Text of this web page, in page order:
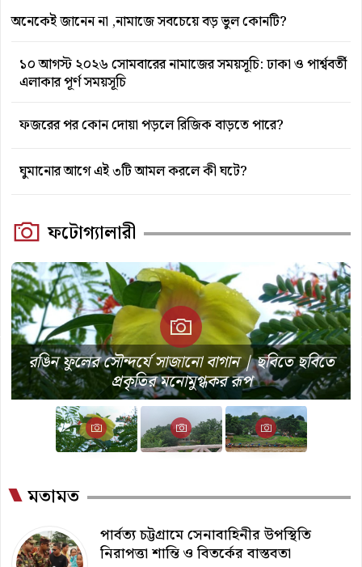
অনেকেই জানেন না ,নামাজে সবচেয়ে বড় ভুল কোনটি?
১০ আগস্ট ২০২৬ সোমবারের নামাজের সময়সূচি: ঢাকা ও পার্শ্ববর্তী
এলাকার পূর্ণ সময়সূচি
ফজরের পর কোন দোয়া পড়লে রিজিক বাড়তে পারে?
ঘুমানোর আগে এই ৩টি আমল করলে কী ঘটে?
ফটোগ্যালারী
রঙিন ফুলের সৌন্দর্যে সাজানো বাগান | ছবিতে ছবিতে
প্রকৃতির মনোমুগ্ধকর রূপ
ছবিতে ছবিতে বান্দরবানের নীলগিরি, মেঘ-পাহাড়ের
অপার সৌন্দর্য
ছবিতে ছবিতে বান্দরবানের সাঙ্গু নদী, পাহাড় ও ঝরনার
অপার সৌন্দর্য
মতামত
পার্বত্য চট্টগ্রামে সেনাবাহিনীর উপস্থিতি
নিরাপত্তা শান্তি ও বিতর্কের বাস্তবতা